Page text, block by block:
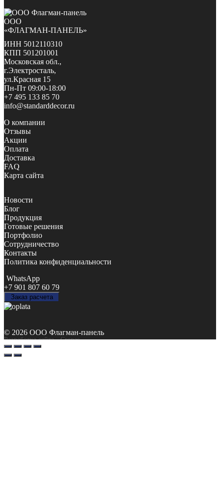
ООО
«ФЛАГМАН-ПАНЕЛЬ»
ИНН 5012110310
КПП 501201001
Московская обл.,
г.Электросталь,
ул.Красная 15
Пн-Пт 09:00-18:00
+7 495 133 85 70
info@standarddecor.ru
О компании
Отзывы
Акции
Оплата
Доставка
FAQ
Карта сайта
Новости
Блог
Продукция
Готовые решения
Портфолио
Сотрудничество
Контакты
Политика конфиденциальности
WhatsApp
+7 901 807 60 79
Заказ расчета
© 2026 ООО Флагман-панель
Разработка сайта- Cropas